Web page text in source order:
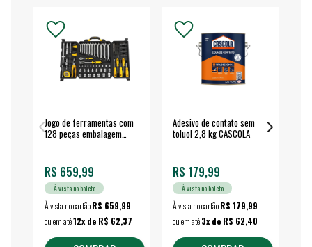
Jogo de ferramentas com
128 peças embalagem
R$ 659,99
À vista no boleto
À vista no cartãoR$ 659,99
ou em até12x de R$ 62,37
Adesivo de contato sem
toluol 2,8 kg CASCOLA
R$ 179,99
À vista no boleto
À vista no cartãoR$ 179,99
ou em até3x de R$ 62,40